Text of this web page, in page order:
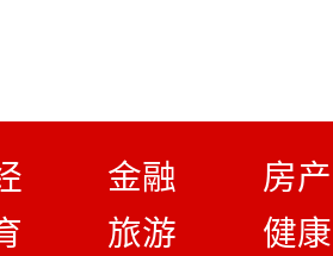
金融 房产
旅游 健康